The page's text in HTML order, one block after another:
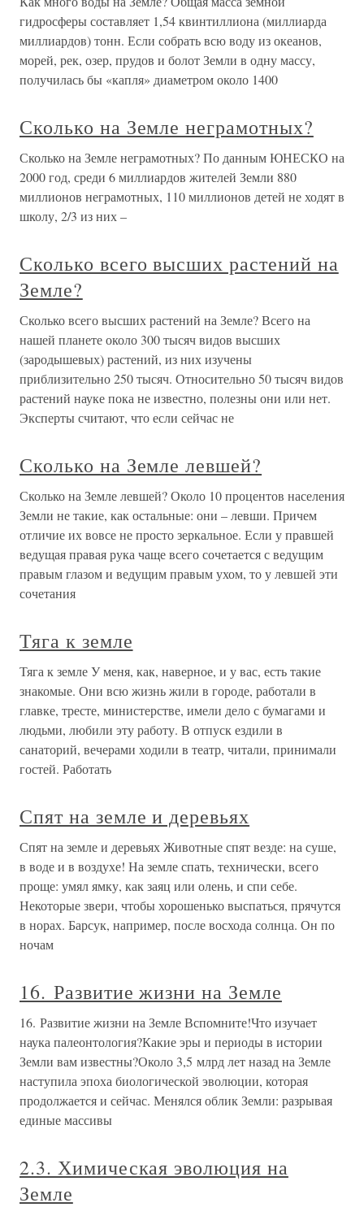
гидросферы составляет 1,54 квинтиллиона (миллиарда
миллиардов) тонн. Если собрать всю воду из океанов,
морей, рек, озер, прудов и болот Земли в одну массу,
получилась бы «капля» диаметром около 1400
Сколько на Земле неграмотных?
Сколько на Земле неграмотных? По данным ЮНЕСКО на
2000 год, среди 6 миллиардов жителей Земли 880
миллионов неграмотных, 110 миллионов детей не ходят в
школу, 2/3 из них –
Сколько всего высших растений на
Земле?
Сколько всего высших растений на Земле? Всего на
нашей планете около 300 тысяч видов высших
(зародышевых) растений, из них изучены
приблизительно 250 тысяч. Относительно 50 тысяч видов
растений науке пока не известно, полезны они или нет.
Эксперты считают, что если сейчас не
Сколько на Земле левшей?
Сколько на Земле левшей? Около 10 процентов населения
Земли не такие, как остальные: они – левши. Причем
отличие их вовсе не просто зеркальное. Если у правшей
ведущая правая рука чаще всего сочетается с ведущим
правым глазом и ведущим правым ухом, то у левшей эти
сочетания
Тяга к земле
Тяга к земле У меня, как, наверное, и у вас, есть такие
знакомые. Они всю жизнь жили в городе, работали в
главке, тресте, министерстве, имели дело с бумагами и
людьми, любили эту работу. В отпуск ездили в
санаторий, вечерами ходили в театр, читали, принимали
гостей. Работать
Спят на земле и деревьях
Спят на земле и деревьях Животные спят везде: на суше,
в воде и в воздухе! На земле спать, технически, всего
проще: умял ямку, как заяц или олень, и спи себе.
Некоторые звери, чтобы хорошенько выспаться, прячутся
в норах. Барсук, например, после восхода солнца. Он по
ночам
16. Развитие жизни на Земле
16. Развитие жизни на Земле Вспомните!Что изучает
наука палеонтология?Какие эры и периоды в истории
Земли вам известны?Около 3,5 млрд лет назад на Земле
наступила эпоха биологической эволюции, которая
продолжается и сейчас. Менялся облик Земли: разрывая
единые массивы
2.3. Химическая эволюция на
Земле